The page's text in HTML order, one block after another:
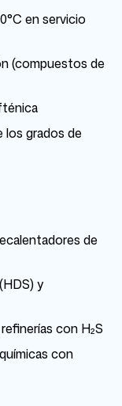
en servicio
(compuestos de
los grados de
de
y
con H₂S
con